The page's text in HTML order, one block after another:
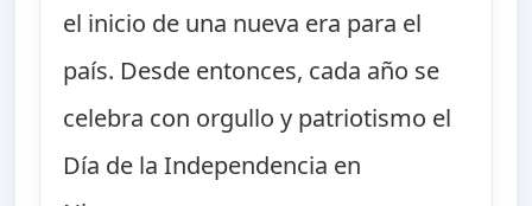
el inicio de una nueva era para el
país. Desde entonces, cada año se
celebra con orgullo y patriotismo el
Día de la Independencia en